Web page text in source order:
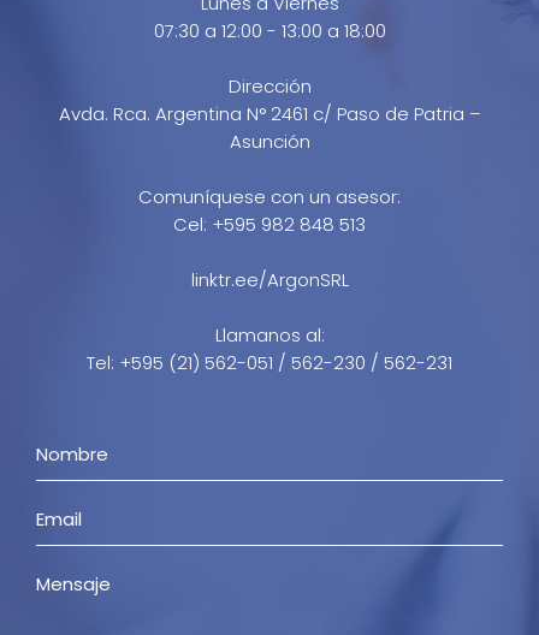
07:30 a 12:00 - 13:00 a 18:00
Dirección
Avda. Rca. Argentina N° 2461 c/ Paso de Patria –
Asunción
Comuníquese con un asesor:
Cel: +595 982 848 513
linktr.ee/ArgonSRL
Llamanos al:
Tel: +595 (21) 562-051 / 562-230 / 562-231